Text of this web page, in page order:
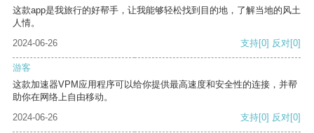
这款app是我旅行的好帮手，让我能够轻松找到目的地，了解当地的风土
人情。
2024-06-26
支持[0] 反对[0]
游客
这款加速器VPM应用程序可以给你提供最高速度和安全性的连接，并帮
助你在网络上自由移动。
2024-06-26
支持[0] 反对[0]